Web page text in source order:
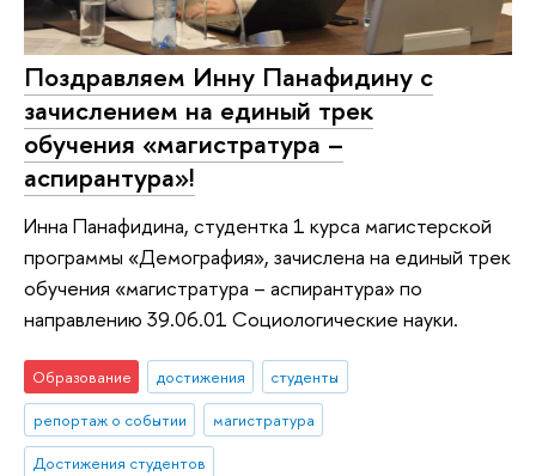
Поздравляем Инну Панафидину с
зачислением на единый трек
обучения «магистратура –
аспирантура»!
Инна Панафидина, студентка 1 курса магистерской
программы «Демография», зачислена на единый трек
обучения «магистратура – аспирантура» по
направлению 39.06.01 Социологические науки.
Образование достижения
студенты
репортаж о событии
магистратура
Достижения студентов